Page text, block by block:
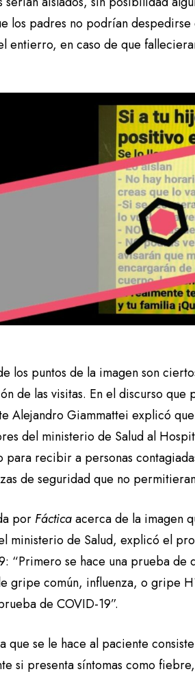
los padres no podrían
entierro, en caso de que
los puntos de la imagen son
de las visitas. En el discurso
Alejandro Giammattei explicó
del ministerio de Salud al
para recibir a personas
de seguridad que no
por Fácticaacerca de la imagen
ministerio de Salud, explicó el
“Primero se hace una prueba
gripe común, influenza, o gripe
de COVID-19”.
que se le hace al paciente
si presenta síntomas como